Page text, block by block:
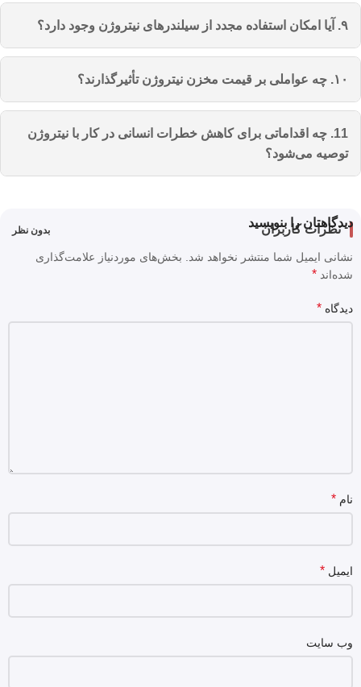
تبخیر یا نشت گاز را کاهش داد.
بین‌المللی مانند ASME Sec 8، 12474-2 ساخته می‌شوند. این
استانداردها الزامات ایمنی، طراحی مکانیکی، مقاومت در برابر
فشار و روش‌های آزمون را مشخص می‌کنند.
۹. آیا امکان استفاده مجدد از سیلندرهای نیتروژن وجود دارد؟
بله، سیلندرهای نیتروژن قابلیت شارژ مجدد دارند و باید به‌طور
دوره‌ای تست هیدرواستاتیک شوند. استفاده مجدد از سیلندرها
نیازمند رعایت دستورالعمل‌های نگهداری و بررسی سلامت بدنه و
شیرآلات است.
۱۰. چه عواملی بر قیمت مخزن نیتروژن تأثیرگذارند؟
سطح خلوص موردنیاز و خدمات پس از فروش از عوامل اصلی
تعیین‌کننده قیمت هستند. همچنین برند و کشور سازنده نیز نقش
11. چه اقداماتی برای کاهش خطرات انسانی در کار با نیتروژن
توصیه می‌شود؟
و دستکش، نصب سنسورهای هشدار کمبود اکسیژن در فضاهای
بسته و اجرای برنامه‌های اضطراری از مهم‌ترین اقدامات
پیشگیرانه هستند.
نظرات کاربران بدون نظر
دیدگاهتان را بنویسید
نشانی ایمیل شما منتشر نخواهد شد.
بخش‌های موردنیاز علامت‌گذاری
شده‌اند *
دیدگاه *
نام *
ایمیل *
وب‌ سایت